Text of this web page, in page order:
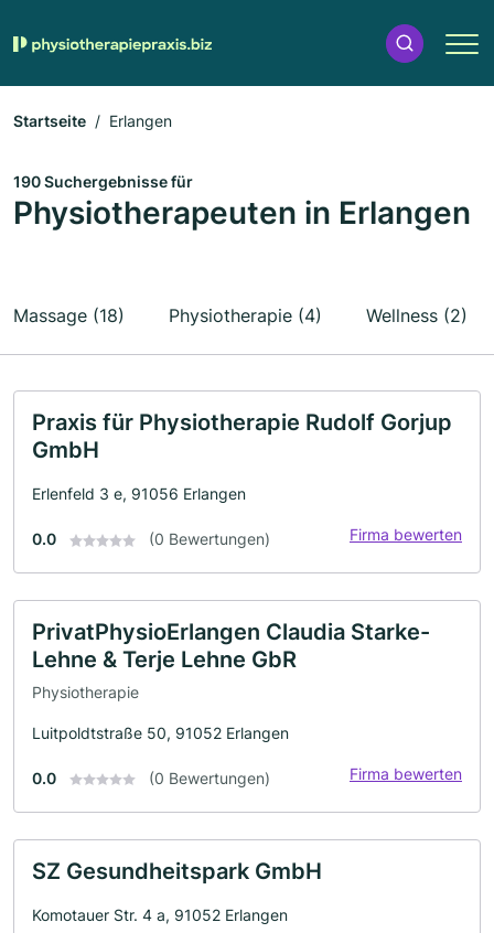
Startseite Erlangen
190 Suchergebnisse für
Physiotherapeuten in Erlangen
Massage (18) Physiotherapie (4) Wellness (2)
Praxis für Physiotherapie Rudolf Gorjup
GmbH
Erlenfeld 3 e, 91056 Erlangen
0.0 (0 Bewertungen) Firma bewerten
PrivatPhysioErlangen Claudia Starke-
Lehne & Terje Lehne GbR
Physiotherapie
Luitpoldtstraße 50, 91052 Erlangen
0.0 (0 Bewertungen) Firma bewerten
SZ Gesundheitspark GmbH
Komotauer Str. 4 a, 91052 Erlangen